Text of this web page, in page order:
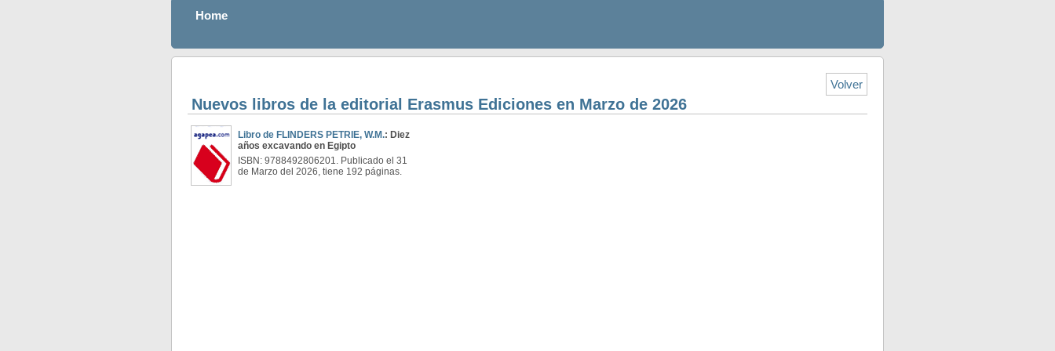
Home
Volver
Nuevos libros de la editorial Erasmus Ediciones en Marzo de 2026
Libro de FLINDERS PETRIE, W.M.: Diez
años excavando en Egipto
ISBN: 9788492806201. Publicado el 31
de Marzo del 2026, tiene 192 páginas.